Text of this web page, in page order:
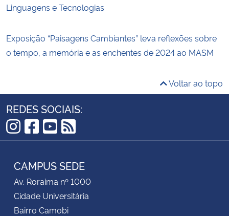
Linguagens e Tecnologias
Exposição “Paisagens Cambiantes” leva reflexões sobre
o tempo, a memória e as enchentes de 2024 ao MASM
Voltar ao topo
REDES SOCIAIS:
Instagram
Facebook
YouTube
RSS
CAMPUS SEDE
Av. Roraima nº 1000
Cidade Universitária
Bairro Camobi